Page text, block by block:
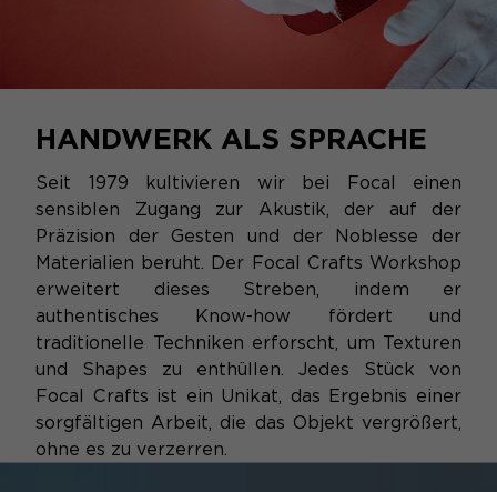
HANDWERK ALS SPRACHE
Seit 1979 kultivieren wir bei Focal einen
sensiblen Zugang zur Akustik, der auf der
Präzision der Gesten und der Noblesse der
Materialien beruht. Der Focal Crafts Workshop
erweitert dieses Streben, indem er
authentisches Know-how fördert und
traditionelle Techniken erforscht, um Texturen
und Shapes zu enthüllen. Jedes Stück von
Focal Crafts ist ein Unikat, das Ergebnis einer
sorgfältigen Arbeit, die das Objekt vergrößert,
ohne es zu verzerren.